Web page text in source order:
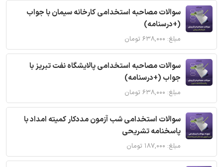
سوالات مصاحبه استخدامی کارخانه سیمان با جواب
(+درسنامه)
مبلغ: ۶۳۸,۰۰۰ تومان
سوالات مصاحبه استخدامی پالایشگاه نفت تبریز با
جواب (+درسنامه)
مبلغ: ۶۳۸,۰۰۰ تومان
سوالات استخدامی شب آزمون مددکار کمیته امداد با
پاسخنامه تشریحی
مبلغ: ۱۸۷,۰۰۰ تومان